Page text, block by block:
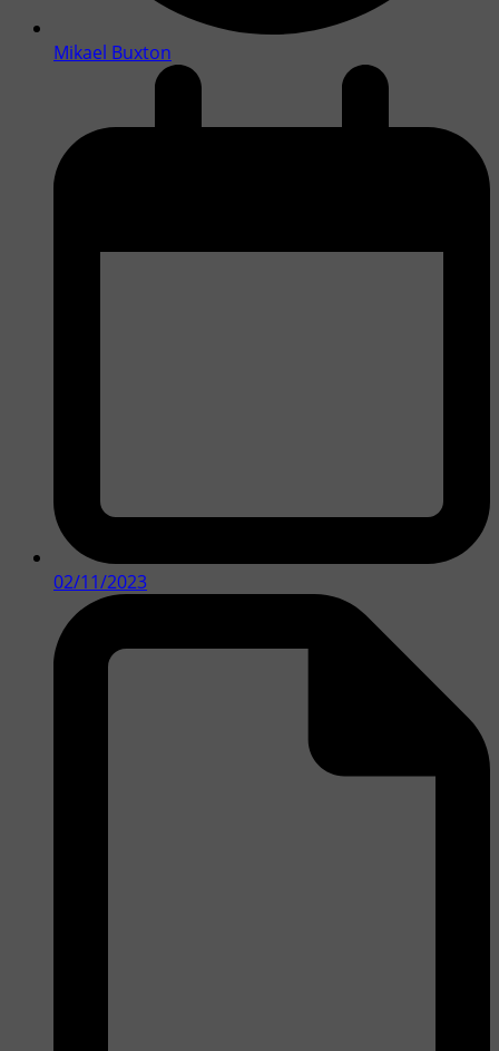
Mikael Buxton
02/11/2023